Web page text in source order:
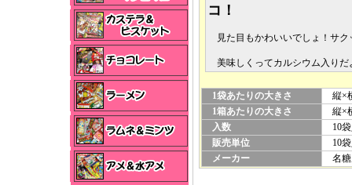
コ！
見た目もかわいいでしょ！サク
美味しくってカルシウム入りだ
1袋あたりの大きさ
縦×
1箱あたりの大きさ
縦×
入数
10袋
販売単位
10袋
メーカー
名糖